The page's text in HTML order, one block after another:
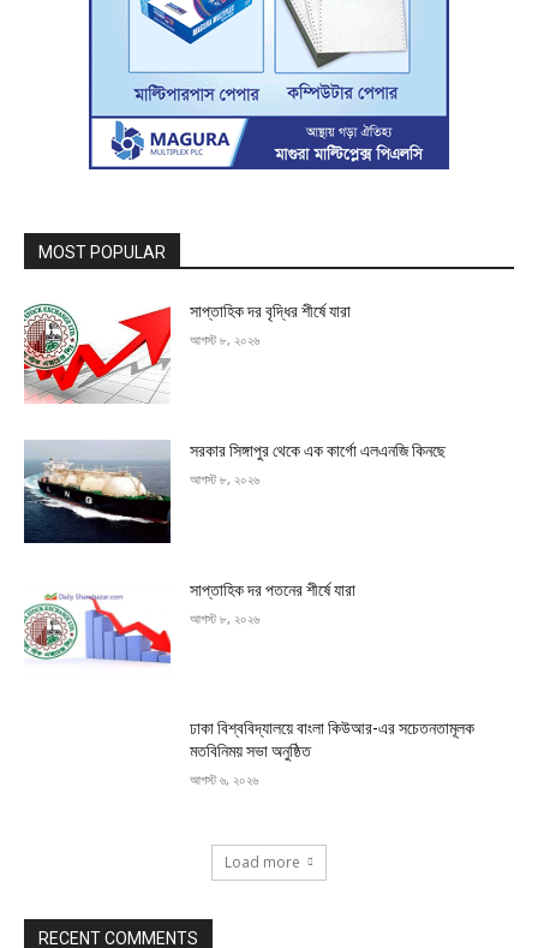
MOST POPULAR
সাপ্তাহিক দর বৃদ্ধির শীর্ষে যারা
আগস্ট ৮, ২০২৬
সরকার সিঙ্গাপুর থেকে এক কার্গো এলএনজি কিনছে
আগস্ট ৮, ২০২৬
সাপ্তাহিক দর পতনের শীর্ষে যারা
আগস্ট ৮, ২০২৬
ঢাকা বিশ্ববিদ্যালয়ে বাংলা কিউআর-এর সচেতনতামূলক
মতবিনিময় সভা অনুষ্ঠিত
আগস্ট ৬, ২০২৬
Load more
RECENT COMMENTS